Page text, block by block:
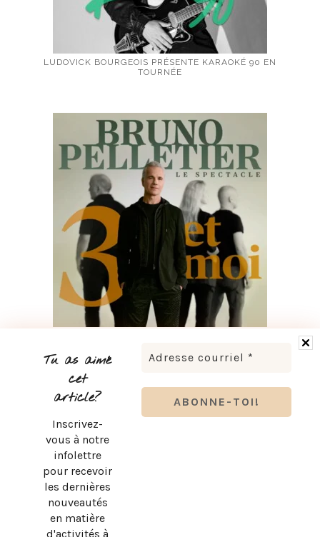
Tu as aimé
cet
article?
Inscrivez-
vous à notre
infolettre
pour recevoir
les dernières
nouveautés
en matière
d'activités à
LUDOVICK BOURGEOIS PRÉSENTE KARAOKÉ 90 EN
TOURNÉE